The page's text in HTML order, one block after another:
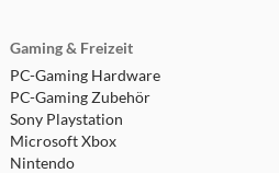
Gaming & Freizeit
PC-Gaming Hardware
PC-Gaming Zubehör
Sony Playstation
Microsoft Xbox
Nintendo